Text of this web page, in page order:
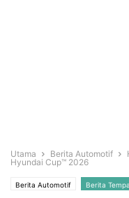
Utama Berita Automotif
Hyundai Cup™ 2026
Berita Automotif Berita